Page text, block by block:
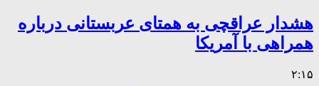
هشدار عراقچی به همتای عربستانی درباره
همراهی با آمریکا
۲:۱۵